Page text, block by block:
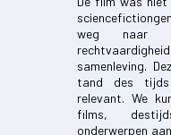
weg naar
samenleving.
tand des tijds
relevant. We
films,
onderwerpen